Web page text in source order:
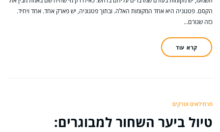
הקסם. פטגוניה היא אחד המקומות האלה. ובתוך פטגוניה, יש פארק אחד. אחד ויחיד.
כזה שגורם…
קרא עוד
תרמילאים וטרקים
טיול ביער השחור למבוגרים: